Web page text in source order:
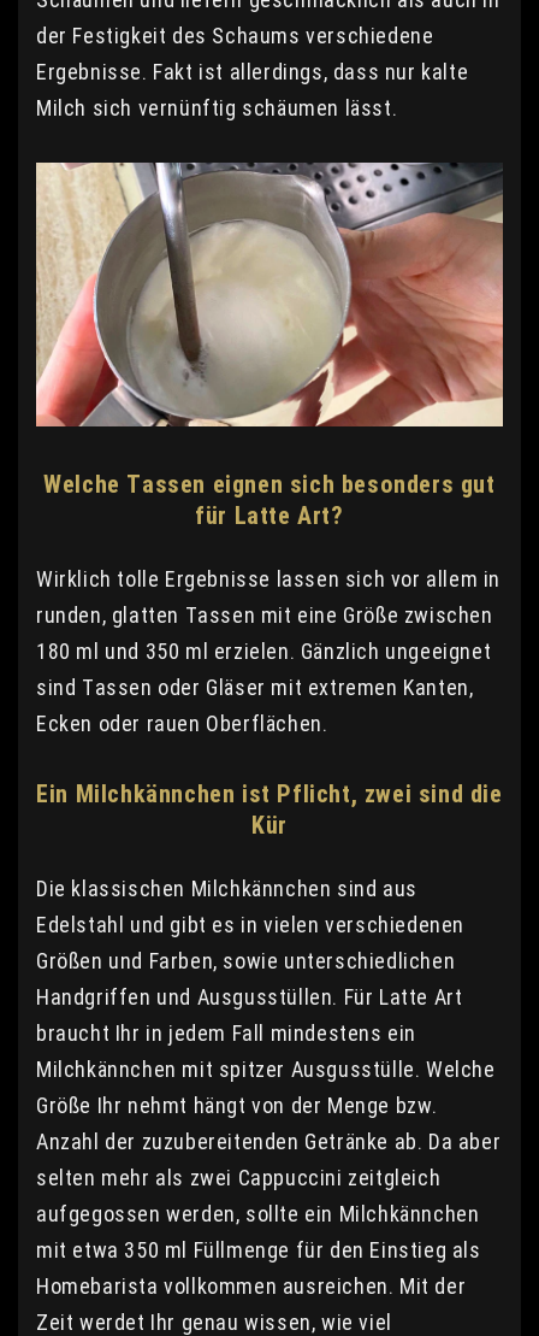
der Festigkeit des Schaums verschiedene
Ergebnisse. Fakt ist allerdings, dass nur kalte
Milch sich vernünftig schäumen lässt.
Welche Tassen eignen sich besonders gut
für Latte Art?
Wirklich tolle Ergebnisse lassen sich vor allem in
runden, glatten Tassen mit eine Größe zwischen
180 ml und 350 ml erzielen. Gänzlich ungeeignet
sind Tassen oder Gläser mit extremen Kanten,
Ecken oder rauen Oberflächen.
Ein Milchkännchen ist Pflicht, zwei sind die
Kür
Die klassischen Milchkännchen sind aus
Edelstahl und gibt es in vielen verschiedenen
Größen und Farben, sowie unterschiedlichen
Handgriffen und Ausgusstüllen. Für Latte Art
braucht Ihr in jedem Fall mindestens ein
Milchkännchen mit spitzer Ausgusstülle. Welche
Größe Ihr nehmt hängt von der Menge bzw.
Anzahl der zuzubereitenden Getränke ab. Da aber
selten mehr als zwei Cappuccini zeitgleich
aufgegossen werden, sollte ein Milchkännchen
mit etwa 350 ml Füllmenge für den Einstieg als
Homebarista vollkommen ausreichen. Mit der
Zeit werdet Ihr genau wissen, wie viel